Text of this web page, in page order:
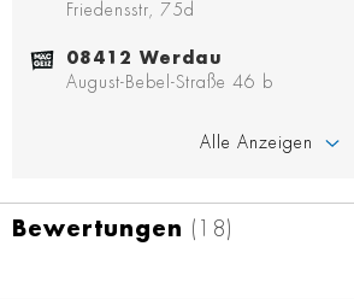
Friedensstr, 75d
08412 Werdau
August-Bebel-Straße 46 b
Alle Anzeigen
Bewertungen 18